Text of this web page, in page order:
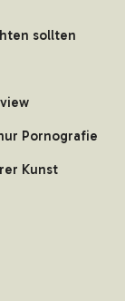
sollten
Pornografie
Kunst